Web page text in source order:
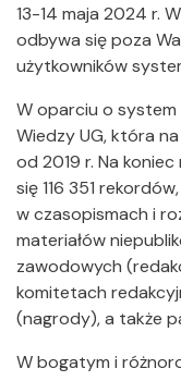
13-14 maja 2024 r.
odbywa się poza
użytkowników
W oparciu o system
Wiedzy UG, która
od 2019 r. Na
się 116 351
w czasopismach i
materiałów
zawodowych
komitetach
(nagrody), a także
W bogatym i